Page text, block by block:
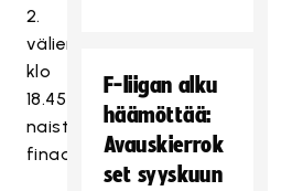
2.
välierä)
klo
18.45
naisten
finaali
F-liigan alku
häämöttää:
Avauskierrok
set syyskuun